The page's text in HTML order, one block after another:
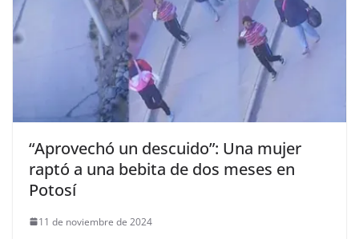
“Aprovechó un descuido”: Una mujer
raptó a una bebita de dos meses en
Potosí
11 de noviembre de 2024